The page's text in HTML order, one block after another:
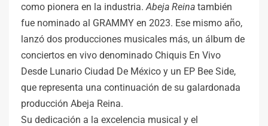
como pionera en la industria. Abeja Reina también
fue nominado al GRAMMY en 2023. Ese mismo año,
lanzó dos producciones musicales más, un álbum de
conciertos en vivo denominado Chiquis En Vivo
Desde Lunario Ciudad De México y un EP Bee Side,
que representa una continuación de su galardonada
producción Abeja Reina.
Su dedicación a la excelencia musical y el